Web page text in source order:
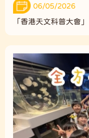
06/05/2026
「香港天文科普大會」